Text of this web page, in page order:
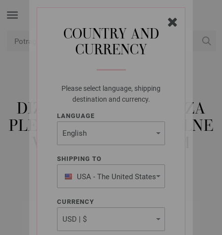
COUNTRY AND
CURRENCY
Please select language, shipping
destination and currency.
LANGUAGE
SHIPPING TO
USA - The United States
of America
CURRENCY
LANA GROSSA
DIZAJN KRUŽNE IGLE ZA
PLETENJE-DRVO SIGNALNE
VELIČINE 3,0/100CM